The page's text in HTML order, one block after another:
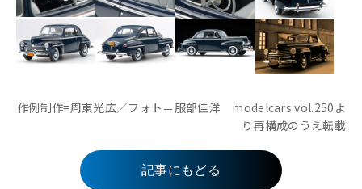
作例制作=周東光広／フォト＝服部佳洋 modelcars vol.250よ
り再構成のうえ転載
記事にもどる